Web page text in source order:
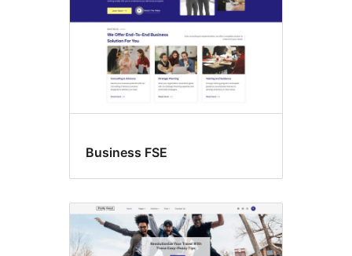
Business FSE